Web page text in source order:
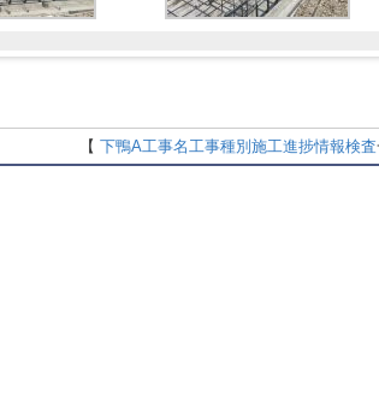
【 下鴨A工事名工事種別 施工進捗情報検査